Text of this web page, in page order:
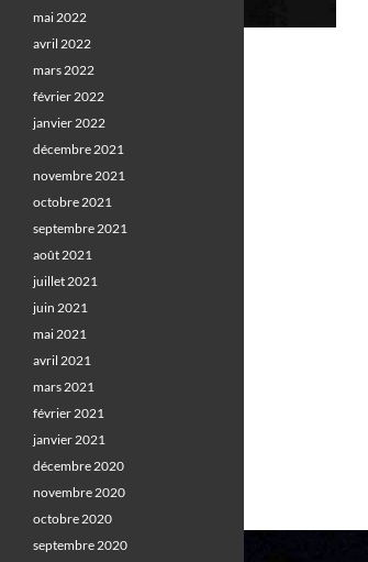
mai 2022
avril 2022
mars 2022
février 2022
janvier 2022
décembre 2021
novembre 2021
octobre 2021
septembre 2021
août 2021
juillet 2021
juin 2021
mai 2021
avril 2021
mars 2021
février 2021
janvier 2021
décembre 2020
novembre 2020
octobre 2020
septembre 2020